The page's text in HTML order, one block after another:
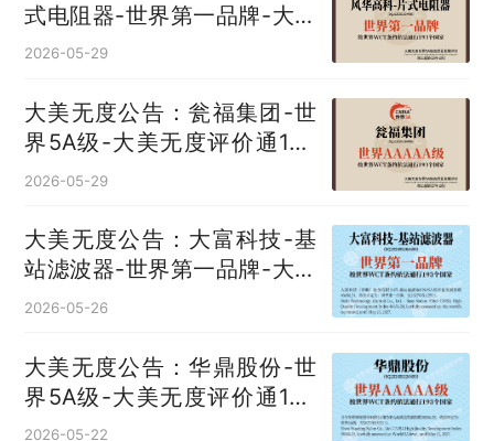
式电阻器‌-世界第一品牌-大美
无度评价通193国
2026-05-29
大美无度公告：瓮福集团-世
界5A级-大美无度评价通193
国
2026-05-29
大美无度公告：大富科技-基
站滤波器‌-世界第一品牌-大美
无度评价通193国
2026-05-26
大美无度公告：华鼎股份-世
界5A级-大美无度评价通193
国
2026-05-22